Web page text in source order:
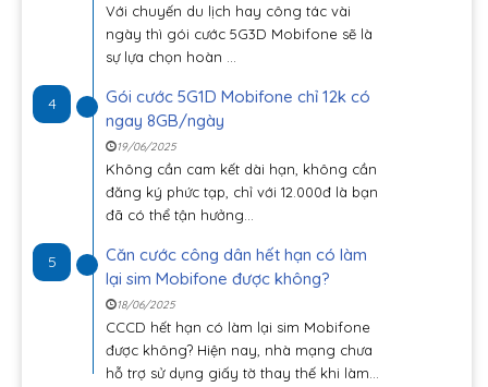
Với chuyến du lịch hay công tác vài
ngày thì gói cước 5G3D Mobifone sẽ là
sự lựa chọn hoàn ...
4
Gói cước 5G1D Mobifone chỉ 12k có
ngay 8GB/ngày
19/06/2025
Không cần cam kết dài hạn, không cần
đăng ký phức tạp, chỉ với 12.000đ là bạn
đã có thể tận hưởng...
5
Căn cước công dân hết hạn có làm
lại sim Mobifone được không?
18/06/2025
CCCD hết hạn có làm lại sim Mobifone
được không? Hiện nay, nhà mạng chưa
hỗ trợ sử dụng giấy tờ thay thế khi làm...